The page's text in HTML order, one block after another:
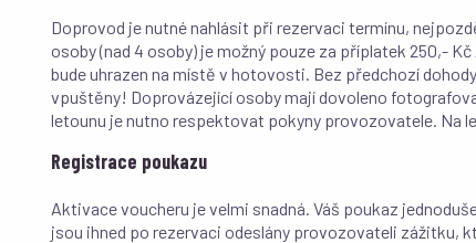
Doprovod je nutné nahlásit při rezervaci termínu,
osoby (nad 4 osoby) je možný pouze za příplatek 250,-
bude uhrazen na místě v hotovosti. Bez předchozí
vpuštěny! Doprovázející osoby mají dovoleno
letounu je nutno respektovat pokyny provozovatele. Na
Registrace poukazu
Aktivace voucheru je velmi snadná. Váš poukaz
jsou ihned po rezervaci odeslány provozovateli zážitku,